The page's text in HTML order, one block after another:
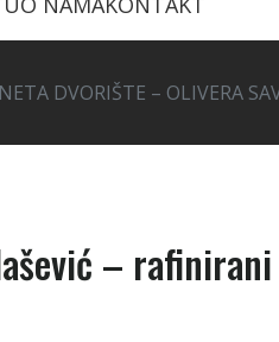
DVORIŠTE – OLIVERA
–